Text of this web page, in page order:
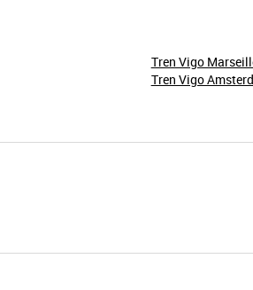
Tren Vigo
Tren Vigo